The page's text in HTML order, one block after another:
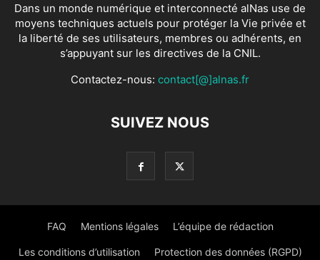
Dans un monde numérique et interconnecté alNas use de
moyens techniques actuels pour protéger la Vie privée et
la liberté de ses utilisateurs, membres ou adhérents, en
s’appuyant sur les directives de la CNIL.
Contactez-nous: contact[@]alnas.fr
SUIVEZ NOUS
FAQ Mentions légales L’équipe de rédaction
Les conditions d’utilisation Protection des données (RGPD)